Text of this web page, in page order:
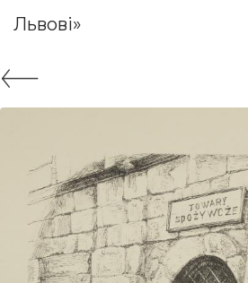
Колекції
#LVIV
UA
Львові»